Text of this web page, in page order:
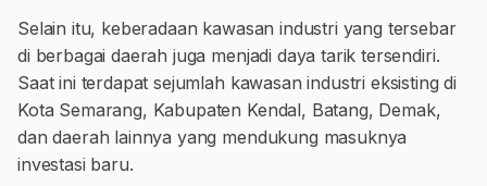
Selain itu, keberadaan kawasan industri yang tersebar
di berbagai daerah juga menjadi daya tarik tersendiri.
Saat ini terdapat sejumlah kawasan industri eksisting di
Kota Semarang, Kabupaten Kendal, Batang, Demak,
dan daerah lainnya yang mendukung masuknya
investasi baru.